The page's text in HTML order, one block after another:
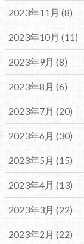
2023年11月 (8)
2023年10月 (11)
2023年9月 (8)
2023年8月 (6)
2023年7月 (20)
2023年6月 (30)
2023年5月 (15)
2023年4月 (13)
2023年3月 (22)
2023年2月 (22)